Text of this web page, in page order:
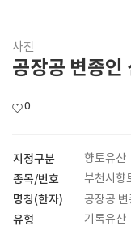
사진
공장공 변종인
0
지정구분 향토유산
종목/번호 부천시향
명칭(한자) 공장공
유형 기록유산